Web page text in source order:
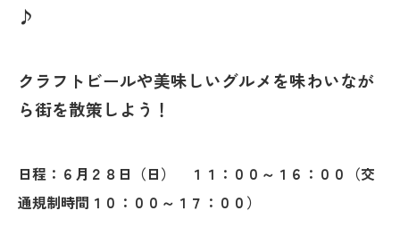
♪
クラフトビールや美味しいグルメを味わいなが
ら街を散策しよう！
日程：６月２８日（日） １１：００～１６：００（交
通規制時間１０：００～１７：００）